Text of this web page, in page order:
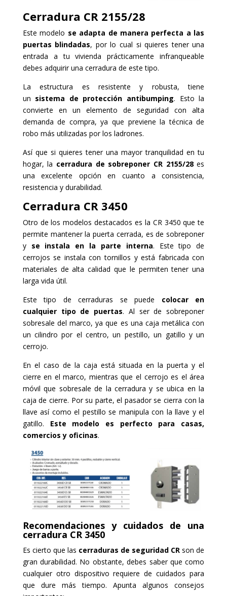
Cerradura CR 2155/28
Este modelo se adapta de manera perfecta a las
puertas blindadas, por lo cual si quieres tener una
entrada a tu vivienda prácticamente infranqueable
debes adquirir una cerradura de este tipo.
La estructura es resistente y robusta, tiene
un sistema de protección antibumping. Esto la
convierte en un elemento de seguridad con alta
demanda de compra, ya que previene la técnica de
robo más utilizadas por los ladrones.
Así que si quieres tener una mayor tranquilidad en tu
hogar, la cerradura de sobreponer CR 2155/28es
una excelente opción en cuanto a consistencia,
resistencia y durabilidad.
Cerradura CR 3450
Otro de los modelos destacados es la CR 3450 que te
permite mantener la puerta cerrada, es de sobreponer
y se instala en la parte interna. Este tipo de
cerrojos se instala con tornillos y está fabricada con
materiales de alta calidad que le permiten tener una
larga vida útil.
Este tipo de cerraduras se puede colocar en
cualquier tipo de puertas. Al ser de sobreponer
sobresale del marco, ya que es una caja metálica con
un cilindro por el centro, un pestillo, un gatillo y un
cerrojo.
En el caso de la caja está situada en la puerta y el
cierre en el marco, mientras que el cerrojo es el área
móvil que sobresale de la cerradura y se ubica en la
caja de cierre. Por su parte, el pasador se cierra con la
llave así como el pestillo se manipula con la llave y el
gatillo. Este modelo es perfecto para casas,
comercios y oficinas.
Recomendaciones y cuidados de una
cerradura CR 3450
Es cierto que las cerraduras de seguridad CR son de
gran durabilidad. No obstante, debes saber que como
cualquier otro dispositivo requiere de cuidados para
que dure más tiempo. Apunta algunos consejos